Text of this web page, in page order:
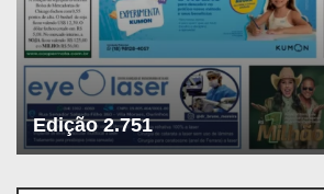
Edição 2.751